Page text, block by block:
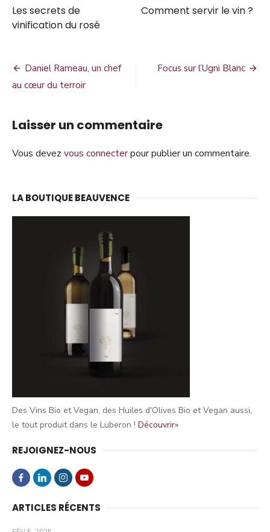
Les secrets de
vinification du rosé
Comment servir le vin ?
Navigation
de
Daniel Rameau, un chef
au cœur du terroir
Focus sur l’Ugni Blanc
Laisser un commentaire
Vous devez vous connecterpour publier un commentaire.
LA BOUTIQUE BEAUVENCE
Des Vins Bio et Vegan, des Huiles d'Olives Bio et Vegan aussi,
le tout produit dans le Luberon ! Découvrir»
REJOIGNEZ-NOUS
ARTICLES RÉCENTS